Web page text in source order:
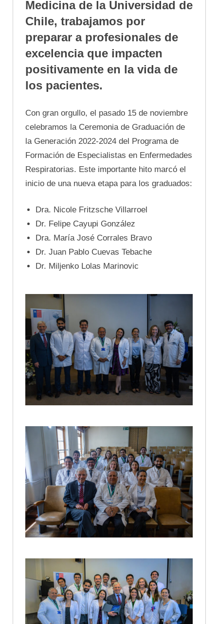
Medicina de la Universidad de
Chile, trabajamos por
preparar a profesionales de
excelencia que impacten
positivamente en la vida de
los pacientes.
Con gran orgullo, el pasado 15 de noviembre
celebramos la Ceremonia de Graduación de
la Generación 2022-2024 del Programa de
Formación de Especialistas en Enfermedades
Respiratorias. Este importante hito marcó el
inicio de una nueva etapa para los graduados:
Dra. Nicole Fritzsche Villarroel
Dr. Felipe Cayupi González
Dra. María José Corrales Bravo
Dr. Juan Pablo Cuevas Tebache
Dr. Miljenko Lolas Marinovic